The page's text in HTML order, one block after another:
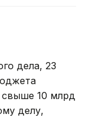
дела, 23
10 млрд
делу,